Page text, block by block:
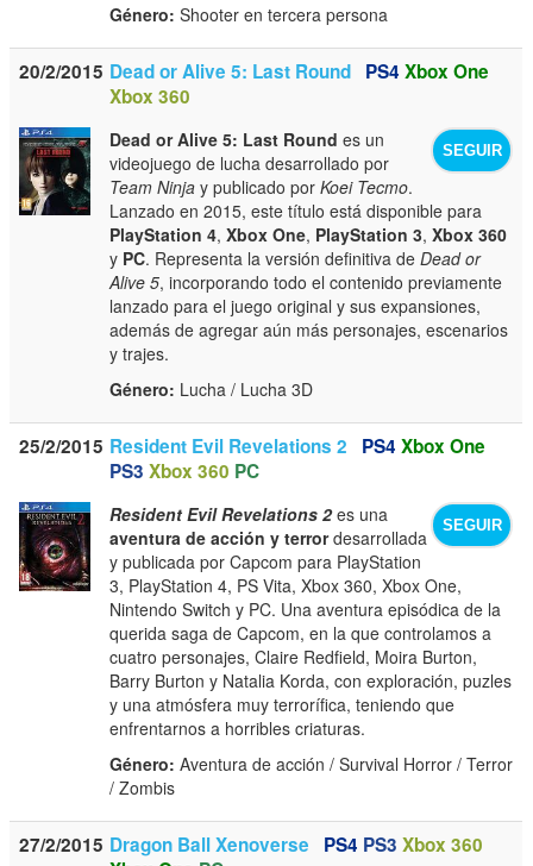
Género: Shooter en tercera persona
20/2/2015 Dead or Alive 5: Last Round PS4 Xbox One
Xbox 360
SEGUIR
Dead or Alive 5: Last Round es un
videojuego de lucha desarrollado por
Team Ninja y publicado porKoei Tecmo.
Lanzado en 2015, este título está disponible para
PlayStation 4,Xbox One, PlayStation 3,Xbox 360
y PC. Representa la versión definitiva deDead or
Alive 5, incorporando todo el contenido previamente
lanzado para el juego original y sus expansiones,
además de agregar aún más personajes, escenarios
y trajes.
Género: Lucha / Lucha 3D
25/2/2015 Resident Evil Revelations 2 PS4 Xbox One
PS3 Xbox 360 PC
SEGUIR
Resident Evil Revelations 2es una
aventura de acción y terrordesarrollada
y publicada por Capcom para PlayStation
3, PlayStation 4, PS Vita, Xbox 360, Xbox One,
Nintendo Switch y PC. Una aventura episódica de la
querida saga de Capcom, en la que controlamos a
cuatro personajes, Claire Redfield, Moira Burton,
Barry Burton y Natalia Korda, con exploración, puzles
y una atmósfera muy terrorífica, teniendo que
enfrentarnos a horribles criaturas.
Género: Aventura de acción / Survival Horror / Terror
/ Zombis
27/2/2015 Dragon Ball Xenoverse PS4 PS3 Xbox 360